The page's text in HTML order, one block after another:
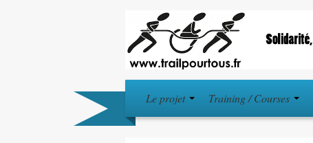
Le projet Training / Courses